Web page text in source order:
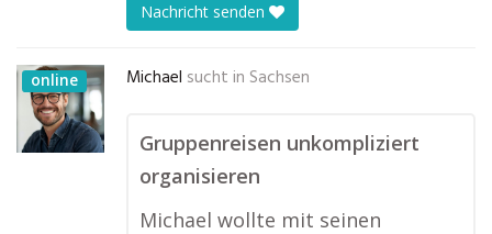
Nachricht senden
online Michael sucht in Sachsen
Gruppenreisen unkompliziert
organisieren
Michael wollte mit seinen